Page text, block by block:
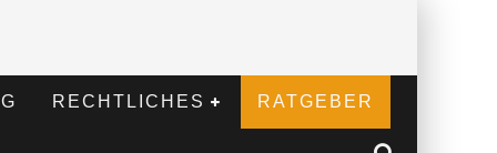
RECHTLICHES RATGEBER